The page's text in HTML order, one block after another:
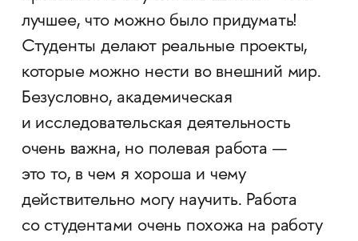
лучшее, что можно было придумать!
Студенты делают реальные проекты,
которые можно нести во внешний мир.
Безусловно, академическая
и исследовательская деятельность
очень важна, но полевая работа —
это то, в чем я хороша и чему
действительно могу научить. Работа
со студентами очень похожа на работу